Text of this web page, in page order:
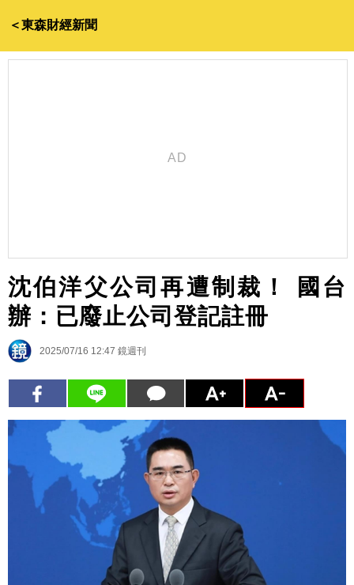
＜東森財經新聞
沈伯洋父公司再遭制裁！ 國台
辦：已廢止公司登記註冊
2025/07/16 12:47 鏡週刊